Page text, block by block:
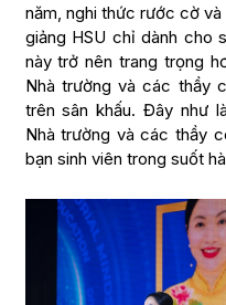
năm, nghi thức rước cờ
giảng HSU chỉ dành cho
này trở nên trang trọng
Nhà trường và các thầy
trên sân khấu. Đây như
Nhà trường và các thầy
bạn sinh viên trong suốt